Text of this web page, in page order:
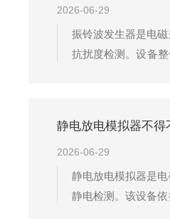
2026-06-29
振铃波发生器是电
抗扰度检测。设备
静电放电模拟器不得
2026-06-29
静电放电模拟器是
静电检测。该设备